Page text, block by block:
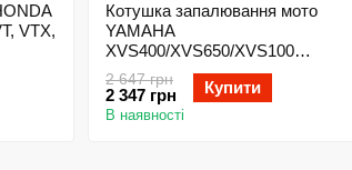
VTX,
Котушка запалювання мото
YAMAHA
XVS400/XVS650/XVS100
DragStar JP
2 647 грн
2 347 грн Купити
В наявності